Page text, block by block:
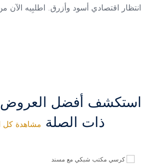
انتظار اقتصادي أسود وأزرق. اطلبِيه الآن
استكشف أفضل العروض
ذات الصلة مشاهدة كل